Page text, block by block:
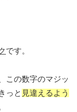
です。
この数字のマジッ
っと 見違えるよう